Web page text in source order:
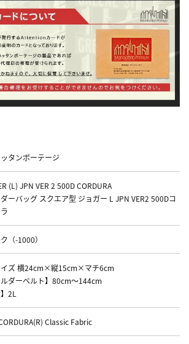
タンポーテージ
(L) JPN VER 2 500D CORDURA
ーバッグ スクエア型 ジョガー L JPN VER2 500Dコ
（-1000）
イズ 横24cm×縦15cm×マチ6cm
ルダーベルト】80cm～144cm
2L
Classic Fabric